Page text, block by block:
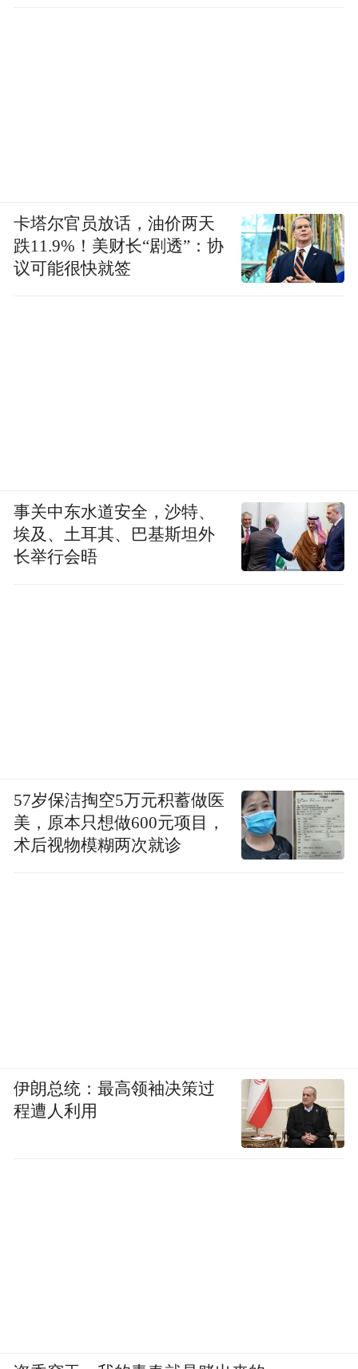
卡塔尔官员放话，油价两天
跌11.9%！美财长“剧透”：协
议可能很快就签
事关中东水道安全，沙特、
埃及、土耳其、巴基斯坦外
长举行会晤
57岁保洁掏空5万元积蓄做医
美，原本只想做600元项目，
术后视物模糊两次就诊
伊朗总统：最高领袖决策过
程遭人利用